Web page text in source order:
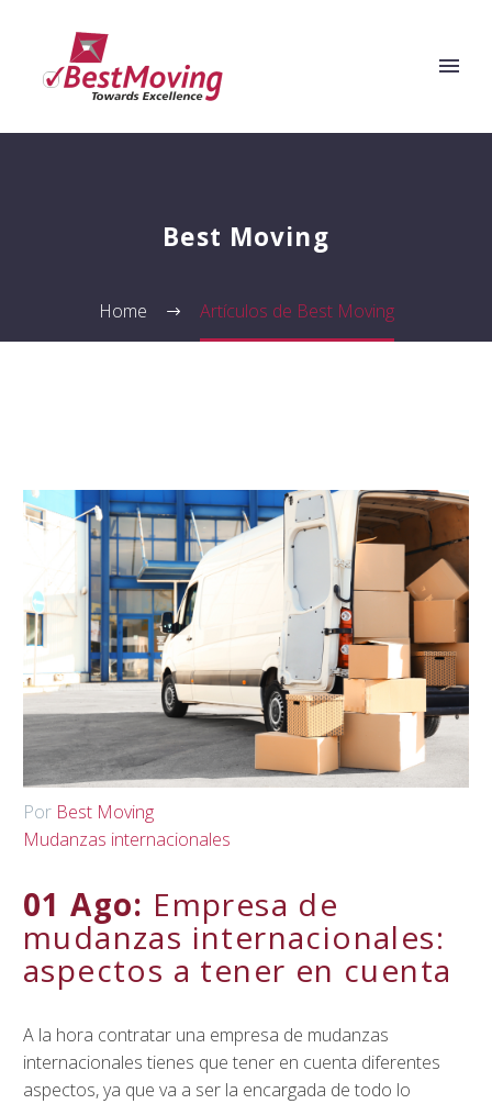
Spanish ▼
Best Moving
Home Artículos de Best Moving
Por Best Moving
Mudanzas internacionales
01 Ago: Empresa de
mudanzas internacionales:
aspectos a tener en cuenta
A la hora contratar una empresa de mudanzas
internacionales tienes que tener en cuenta diferentes
aspectos, ya que va a ser la encargada de todo lo